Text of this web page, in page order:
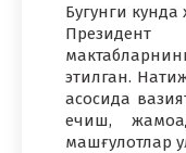
Бугунги кунда
этилган.
асосида
ечиш,
машғулотлар